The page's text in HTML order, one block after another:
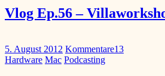
Vlog Ep.56 –
5. August 2012 Kommentare13
Hardware Mac Podcasting